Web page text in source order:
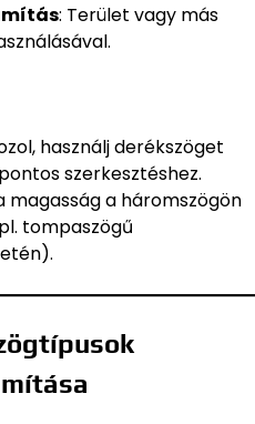
: Terület vagy más
használj derékszöget
szerkesztéshez.
magasság a háromszögön
tompaszögű